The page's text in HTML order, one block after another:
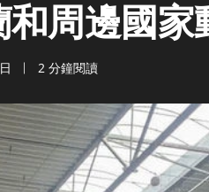
周邊國家
2 分鐘閱讀